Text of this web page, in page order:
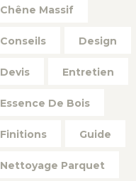
Chêne Massif
Conseils Design
Devis Entretien
Essence De Bois
Finitions Guide
Nettoyage Parquet